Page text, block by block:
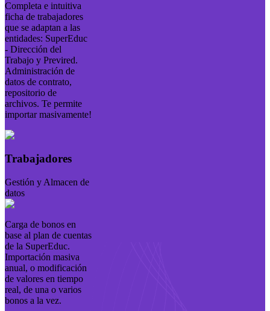
Completa e intuitiva
ficha de trabajadores
que se adaptan a las
entidades: SuperEduc
- Dirección del
Trabajo y Previred.
Administración de
datos de contrato,
repositorio de
archivos. Te permite
importar masivamente!
Trabajadores
Gestión y Almacen de
datos
Carga de bonos en
base al plan de cuentas
de la SuperEduc.
Importación masiva
anual, o modificación
de valores en tiempo
real, de una o varios
bonos a la vez.